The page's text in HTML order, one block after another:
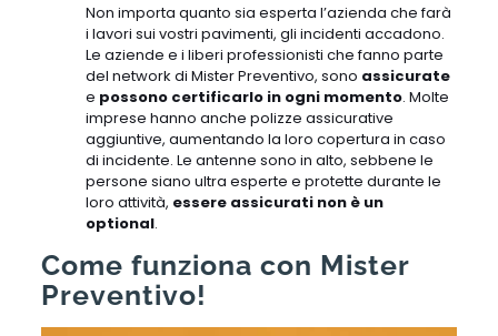
Non importa quanto sia esperta l’azienda che farà
i lavori sui vostri pavimenti, gli incidenti accadono.
Le aziende e i liberi professionisti che fanno parte
del network di Mister Preventivo, sono assicurate
e possono certificarlo in ogni momento. Molte
imprese hanno anche polizze assicurative
aggiuntive, aumentando la loro copertura in caso
di incidente. Le antenne sono in alto, sebbene le
persone siano ultra esperte e protette durante le
loro attività, essere assicurati non è un
optional.
Come funziona con Mister
Preventivo!